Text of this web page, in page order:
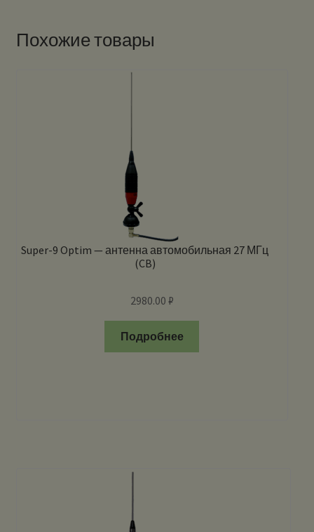
Похожие товары
Super-9 Optim — антенна автомобильная 27 МГц
(CB)
2980.00 ₽
Подробнее